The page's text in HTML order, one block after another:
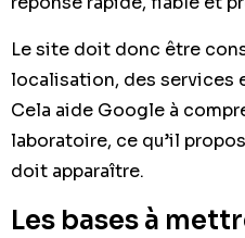
Le site doit donc être
localisation, des services
Cela aide Google à
laboratoire, ce qu’il
doit apparaître.
Les bases à